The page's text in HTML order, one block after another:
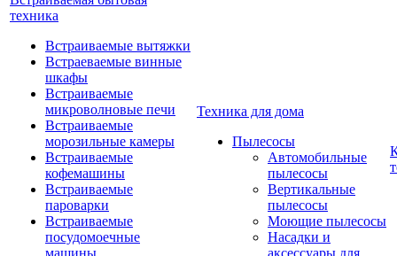
техника
Встраиваемые вытяжки
Встраеваемые винные
шкафы
Встраиваемые
микроволновые печи
Встраиваемые
морозильные камеры
Встраиваемые
кофемашины
Встраиваемые
пароварки
Встраиваемые
посудомоечные
машины
Техника для дома
Пылесосы
Автомобильные
пылесосы
Вертикальные
пылесосы
Моющие пылесосы
Насадки и
аксессуары для